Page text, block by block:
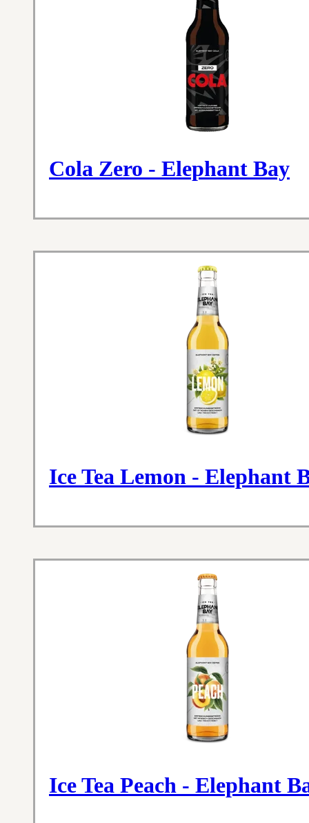
Cola Zero - Elephant Bay
Ice Tea Lemon - Elephant
Ice Tea Peach - Elephant